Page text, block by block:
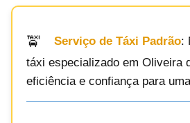
Serviço de Táxi Padrão:
táxi especializado em Oliveira
eficiência e confiança para